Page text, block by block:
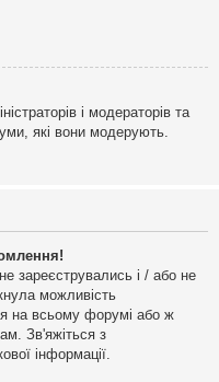
і модераторів та
які вони модерують.
зареєструвались і / або не
можливість
на всьому форумі або ж
Зв'яжіться з
інформації.